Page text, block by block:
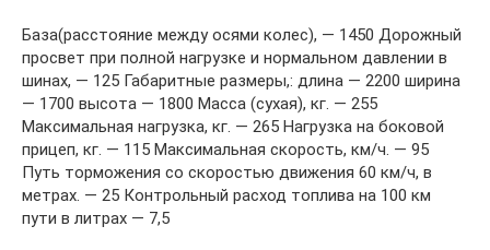
База(расстояние между осями колес), — 1450 Дорожный
просвет при полной нагрузке и нормальном давлении в
шинах, — 125 Габаритные размеры,: длина — 2200 ширина
— 1700 высота — 1800 Масса (сухая), кг. — 255
Максимальная нагрузка, кг. — 265 Нагрузка на боковой
прицеп, кг. — 115 Максимальная скорость, км/ч. — 95
Путь торможения со скоростью движения 60 км/ч, в
метрах. — 25 Контрольный расход топлива на 100 км
пути в литрах — 7,5